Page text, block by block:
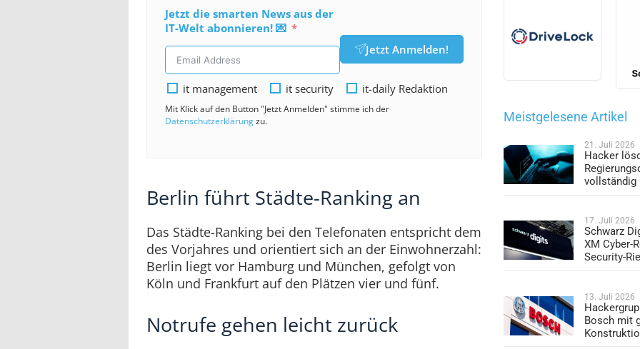
Jetzt die smarten News aus der
IT-Welt abonnieren! 💌
Jetzt Anmelden!
it management it security it-daily Redaktion
Mit Klick auf den Button "Jetzt Anmelden" stimme ich der
Datenschutzerklärungzu.
Berlin führt Städte-Ranking an
Das Städte-Ranking bei den Telefonaten entspricht dem
des Vorjahres und orientiert sich an der Einwohnerzahl:
Berlin liegt vor Hamburg und München, gefolgt von
Köln und Frankfurt auf den Plätzen vier und fünf.
Notrufe gehen leicht zurück
Meistgelesene Artikel
21. Juli 2026
Hacker
vollständig
17. Juli 2026
Schwarz
XM Cyber-
Security-
13. Juli 2026
Bosch mit